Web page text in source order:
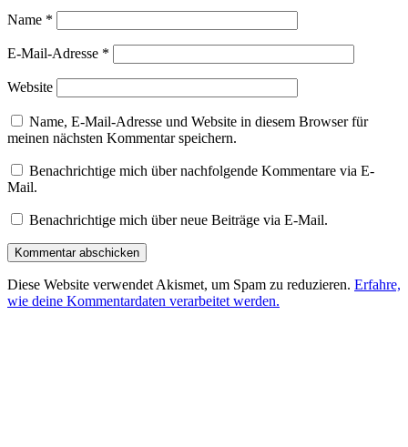
Name *
E-Mail-Adresse *
Website
Name, E-Mail-Adresse und Website in diesem Browser für
meinen nächsten Kommentar speichern.
Benachrichtige mich über nachfolgende Kommentare via E-
Mail.
Benachrichtige mich über neue Beiträge via E-Mail.
Diese Website verwendet Akismet, um Spam zu reduzieren. Erfahre,
wie deine Kommentardaten verarbeitet werden.